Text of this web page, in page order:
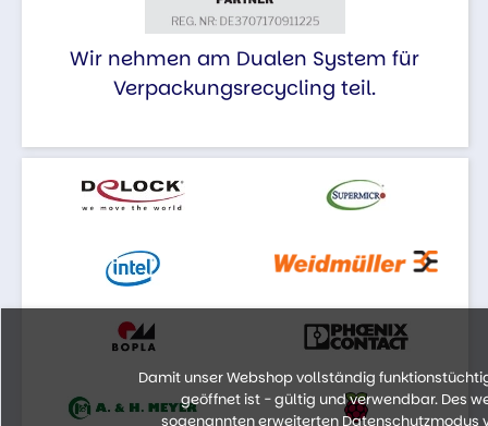
Wir nehmen am Dualen System für
Verpackungsrecycling teil.
Damit unser Webshop vollständig
geöffnet ist - gültig und verwendbar. Des
sogenannten erweiterten Datenschutzmodus